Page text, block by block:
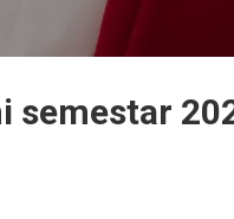
semestar